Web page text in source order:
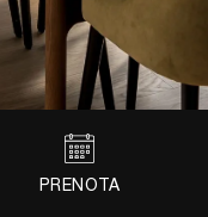
PRENOTA